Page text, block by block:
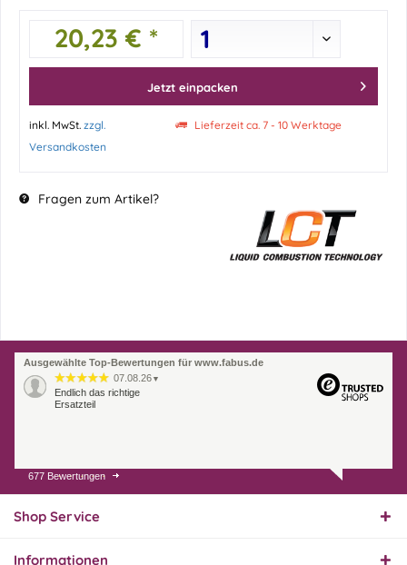
20,23 € *
Jetzt einpacken
inkl. MwSt. zzgl.
Versandkosten
Lieferzeit ca. 7 - 10 Werktage
Fragen zum Artikel?
Ausgewählte Top-Bewertungen für www.fabus.de
07.08.26 ▼
Endlich das richtige
Ersatzteil
01.08.26
Innerhalb 2 Tagen Ware
677 Bewertungen
Shop Service
Informationen